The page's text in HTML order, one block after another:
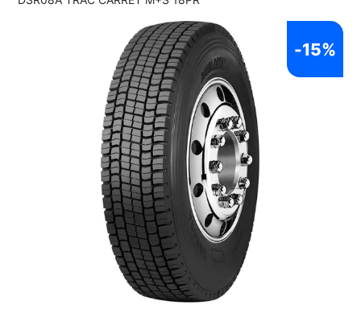
-15%